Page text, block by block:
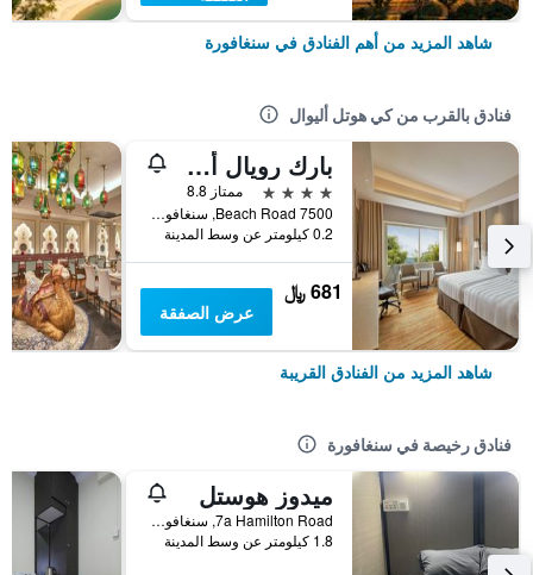
شاهد المزيد من أهم الفنادق في سنغافورة
فنادق بالقرب من كي هوتل أليوال
بارك رويال أون بيتش رود، سنغافورة
4 نجوم
ممتاز 8.8
7500 Beach Road, سنغافورة, سنغافورة
0.2 كيلومتر عن وسط المدينة
681 ﷼
عرض الصفقة
شاهد المزيد من الفنادق القريبة
فنادق رخيصة في سنغافورة
ميدوز هوستل
7a Hamilton Road, سنغافورة, سنغافورة
1.8 كيلومتر عن وسط المدينة